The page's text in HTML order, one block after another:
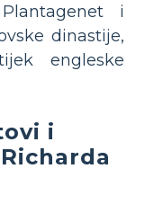
i
dinastije,
engleske
i